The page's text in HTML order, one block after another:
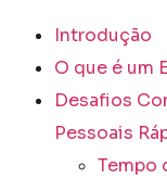
Introdução
O que é um
Desafios
Pessoais
Tempo